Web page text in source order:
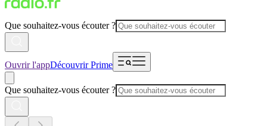
Que souhaitez-vous écouter ?
Ouvrir l'appDécouvrir Prime
Que souhaitez-vous écouter ?